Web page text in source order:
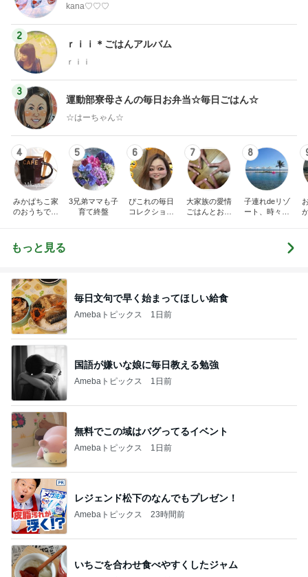
kana♡♡♡
2
ｒｉｉ＊ごはんアルバム
ｒｉｉ
3
運動部寮母さんの毎日お弁当☆毎日ごはん☆
☆はーちゃん☆
4
みかぱちこ家
のおうちでご
5
3兄弟ママも子
育て終盤
6
ぴこれの毎日
コレクション
7
大家族の愛情
ごはんとお弁
8
子連れdeリゾ
ート、時々キ
もっと見る
毎日文句で早く始まってほしい給食
Amebaトピックス 1日前
国語が嫌いな娘に毎日教える勉強
Amebaトピックス 1日前
無料でこの域はバグってるイベント
Amebaトピックス 1日前
レジェンド松下のなんでもプレゼン！
Amebaトピックス 23時間前
いちごを合わせ食べやすくしたジャム